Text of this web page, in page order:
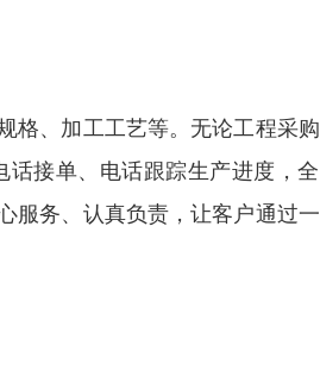
格、加工工艺等。无论工程采
接单、电话跟踪生产进度，
服务、认真负责，让客户通过